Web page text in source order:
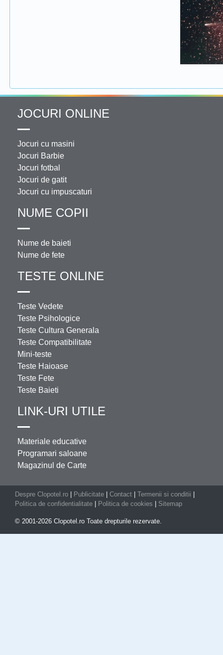
JOCURI ONLINE
Jocuri cu masini
Jocuri Barbie
Jocuri fotbal
Jocuri de gatit
Jocuri cu impuscaturi
NUME COPII
Nume de baieti
Nume de fete
TESTE ONLINE
Teste Vedete
Teste Psihologice
Teste Cultura Generala
Teste Compatibilitate
Mini-teste
Teste Haioase
Teste Fete
Teste Baieti
LINK-URI UTILE
Materiale educative
Programari saloane
Magazinul de Carte
Despre Clopotel.ro Publicitate Contact Termenii si conditii
Politica de confidentialitate
Politica de cookies Sitemap
© 2001-2026 Clopotel.ro Toate drepturile rezervate.